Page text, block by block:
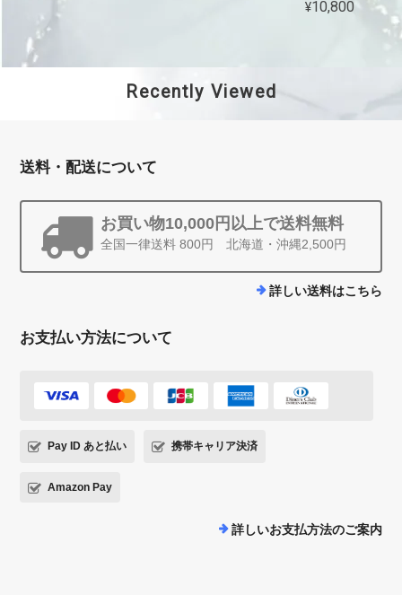
¥10,800
Recently Viewed
送料・配送について
お買い物10,000円以上で送料無料
全国一律送料 800円 北海道・沖縄2,500円
詳しい送料はこちら
お支払い方法について
Pay ID あと払い 携帯キャリア決済
Amazon Pay
詳しいお支払方法のご案内